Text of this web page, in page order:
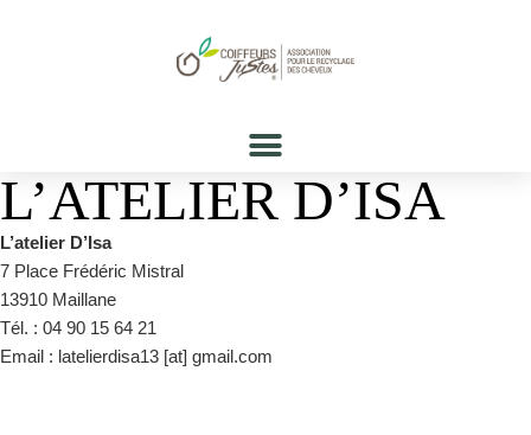
L’ATELIER D’ISA
L’atelier D’Isa
7 Place Frédéric Mistral
13910 Maillane
Tél. : 04 90 15 64 21
Email : latelierdisa13 [at] gmail.com